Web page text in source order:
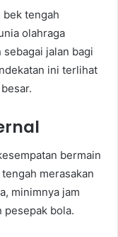
bek tengah
olahraga
jalan bagi
ini terlihat
bermain
merasakan
minimnya jam
pesepak bola.